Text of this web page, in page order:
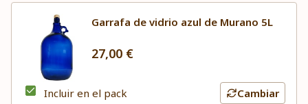
Garrafa de vidrio azul de Murano 5L
27,00 €
Incluir en el pack Cambiar